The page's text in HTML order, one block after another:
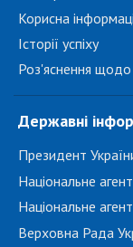
Корисна
Історії успіху
Роз'яснення
Державні
Президент
Національне
Національне
Верховна Рада